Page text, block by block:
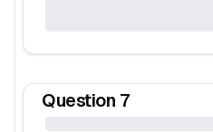
Question 7